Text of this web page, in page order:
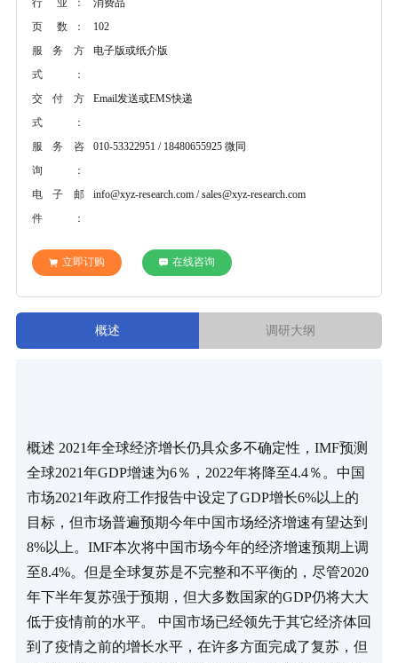
页 数：
102
服务方
式：
电子版或纸介版
交付方
式：
Email发送或EMS快递
服务咨
询：
010-53322951 / 18480655925 微同
电子邮
件：
info@xyz-research.com / sales@xyz-research.com
立即订购 在线咨询
概述 调研大纲
概述 2021年全球经济增长仍具众多不确定性，IMF预测
全球2021年GDP增速为6％，2022年将降至4.4％。中国
市场2021年政府工作报告中设定了GDP增长6%以上的
目标，但市场普遍预期今年中国市场经济增速有望达到
8%以上。IMF本次将中国市场今年的经济增速预期上调
至8.4%。但是全球复苏是不完整和不平衡的，尽管2020
年下半年复苏强于预期，但大多数国家的GDP仍将大大
低于疫情前的水平。 中国市场已经领先于其它经济体回
到了疫情之前的增长水平，在许多方面完成了复苏，但